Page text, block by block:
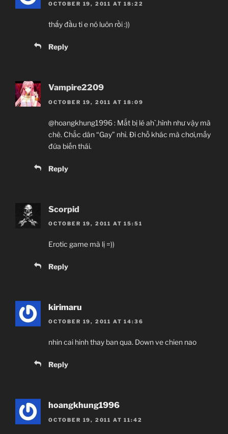
OCTOBER 19, 2011 AT 18:22
thấy đầu ti e nó luôn rồi :))
Reply
Vampire2209
OCTOBER 19, 2011 AT 18:09
@hoangkhung1996 : Mắt bị lé ah`,hình như vậy mà
chê. Chắc dân “Gay” nhỉ. Đi chỗ khác mà chơi,mấy
đứa biến thái.
Reply
Scorpid
OCTOBER 19, 2011 AT 15:51
Erotic game mà lị =))
Reply
kirimaru
OCTOBER 19, 2011 AT 14:36
nhin cai hinh thay ban qua. Down ve chien nao
Reply
hoangkhung1996
OCTOBER 19, 2011 AT 11:42